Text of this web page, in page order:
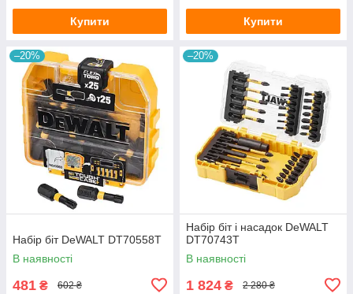
Купити Купити
–20%
Набір біт DeWALT DT70558T
В наявності
481 ₴ 602 ₴
–20%
Набір біт і насадок DeWALT
DT70743T
В наявності
1 824 ₴ 2 280 ₴